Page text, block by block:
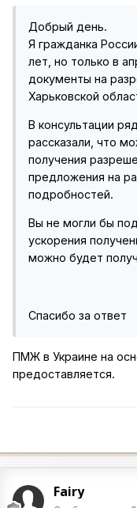
Добрый день.
Я гражданка
лет, но только в
документы на
Харьковской
В консультации
рассказали, что
получения
предложения на
подробностей.
Вы не могли бы
ускорения
можно будет
Спасибо за ответ
ПМЖ в Украине на
предоставляется.
Fairy